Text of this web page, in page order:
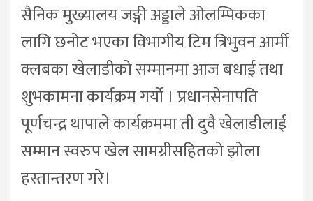
सैनिक मुख्यालय जङ्गी अड्डाले ओलम्पिकका
लागि छनोट भएका विभागीय टिम त्रिभुवन आर्मी
क्लबका खेलाडीको सम्मानमा आज बधाई तथा
शुभकामना कार्यक्रम गर्यो । प्रधानसेनापति
पूर्णचन्द्र थापाले कार्यक्रममा ती दुवै खेलाडीलाई
सम्मान स्वरुप खेल सामग्रीसहितको झोला
हस्तान्तरण गरे।